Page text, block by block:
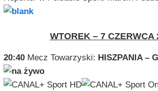
WTOREK – 7 CZERWCA
20:40 Mecz Towarzyski: HISZPANIA –